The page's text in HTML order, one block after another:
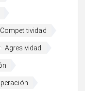
Competitividad
Agresividad